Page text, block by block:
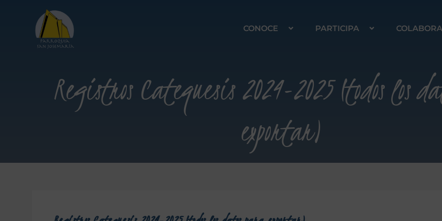
CONOCE PARTICIPA COLABORA
Registros Catequesis 2024-2025 (todos los
exportar)